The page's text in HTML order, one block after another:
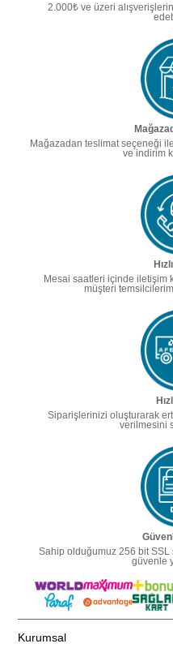
2.000₺ ve üzeri
Mağazadan teslimat seçeneği
ve indirim
Mesai saatleri içinde iletişim
müşteri
Siparişlerinizi oluşturarak
verilmesini
Sahip olduğumuz 256 bit SSL
güvenle
Kurumsal